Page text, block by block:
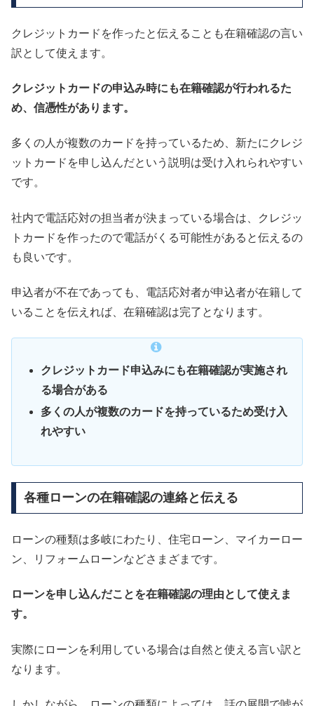
クレジットカードを作ったと伝えることも在籍確認の言い
訳として使えます。
クレジットカードの申込み時にも在籍確認が行われるた
め、信憑性があります。
多くの人が複数のカードを持っているため、新たにクレジ
ットカードを申し込んだという説明は受け入れられやすい
です。
社内で電話応対の担当者が決まっている場合は、クレジッ
トカードを作ったので電話がくる可能性があると伝えるの
も良いです。
申込者が不在であっても、電話応対者が申込者が在籍して
いることを伝えれば、在籍確認は完了となります。
クレジットカード申込みにも在籍確認が実施され
る場合がある
多くの人が複数のカードを持っているため受け入
れやすい
各種ローンの在籍確認の連絡と伝える
ローンの種類は多岐にわたり、住宅ローン、マイカーロー
ン、リフォームローンなどさまざまです。
ローンを申し込んだことを在籍確認の理由として使えま
す。
実際にローンを利用している場合は自然と使える言い訳と
なります。